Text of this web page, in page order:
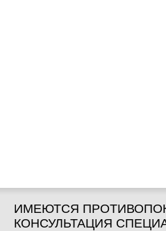
ИМЕЮТСЯ
КОНСУЛЬТАЦИЯ